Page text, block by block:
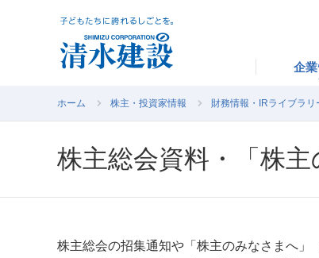
企
ホーム 株主・投資家情報 財務情報・IRライブラリ
株主総会資料・「株主
株主総会の招集通知や「株主のみなさまへ」